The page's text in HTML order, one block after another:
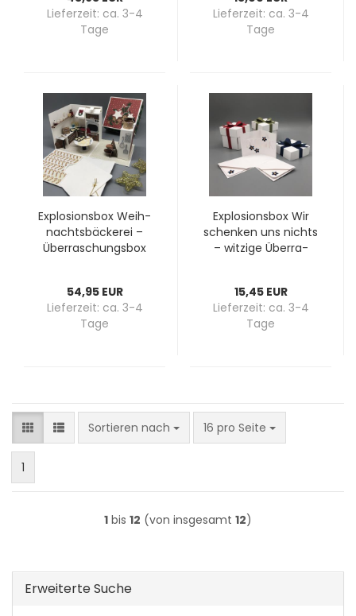
Lieferzeit: ca. 3-4
Tage
Lieferzeit: ca. 3-4
Tage
Ex­plo­si­ons­box Weih­
nachts­bä­cke­rei –
Über­ra­schungs­box
54,95 EUR
Lieferzeit: ca. 3-4
Tage
Ex­plo­si­ons­box Wir
schen­ken uns nichts
– wit­zi­ge Über­ra­
15,45 EUR
Lieferzeit: ca. 3-4
Tage
Sortieren nach
Sortieren nach 16 pro Seite
pro Seite
1
1 bis 12 (von insgesamt 12)
Erweiterte Suche